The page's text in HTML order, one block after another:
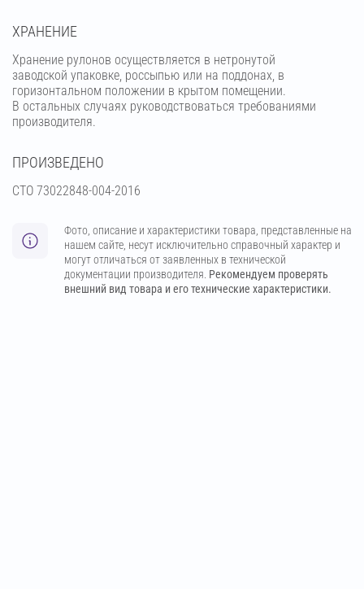
ХРАНЕНИЕ
Хранение рулонов осуществляется в нетронутой
заводской упаковке, россыпью или на поддонах, в
горизонтальном положении в крытом помещении.
В остальных случаях руководствоваться требованиями
производителя.
ПРОИЗВЕДЕНО
СТО 73022848-004-2016
Фото, описание и характеристики товара, представленные на
нашем сайте, несут исключительно справочный характер и
могут отличаться от заявленных в технической
документации производителя. Рекомендуем проверять
внешний вид товара и его технические характеристики.